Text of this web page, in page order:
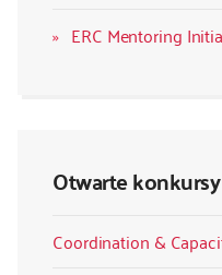
ERC Mentoring
Otwarte konkursy
Coordination &